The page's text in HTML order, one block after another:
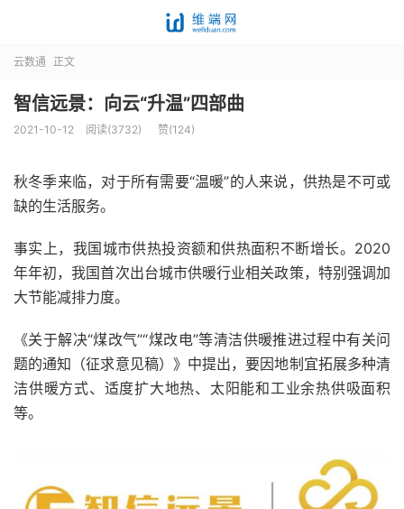
云数通 正文
智信远景：向云“升温”四部曲
2021-10-12 阅读(3732) 赞(124)
秋冬季来临，对于所有需要“温暖”的人来说，供热是不可或
缺的生活服务。
事实上，我国城市供热投资额和供热面积不断增长。2020
年年初，我国首次出台城市供暖行业相关政策，特别强调加
大节能减排力度。
《关于解决“煤改气”“煤改电”等清洁供暖推进过程中有关问
题的通知（征求意见稿）》中提出，要因地制宜拓展多种清
洁供暖方式、适度扩大地热、太阳能和工业余热供吸面积
等。